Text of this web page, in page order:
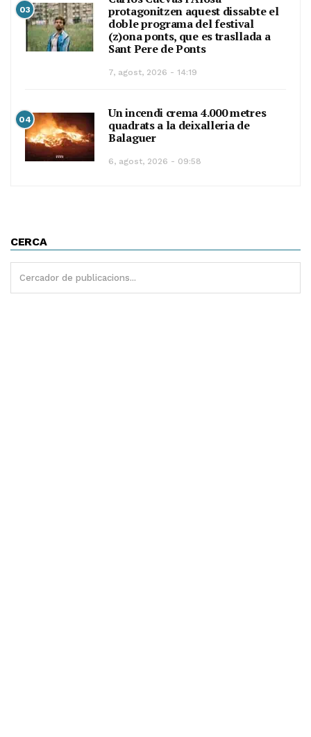
03
protagonitzen aquest dissabte el
doble programa del festival
(z)ona ponts, que es trasllada a
Sant Pere de Ponts
7, agost, 2026 - 14:19
04
Un incendi crema 4.000 metres
quadrats a la deixalleria de
Balaguer
6, agost, 2026 - 09:58
CERCA